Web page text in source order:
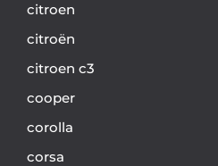
citroen
citroën
citroen c3
cooper
corolla
corsa